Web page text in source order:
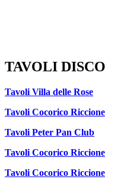
TAVOLI DISCO
Tavoli Villa delle Rose
Tavoli Cocorico Riccione
Tavoli Peter Pan Club
Tavoli Cocorico Riccione
Tavoli Cocorico Riccione